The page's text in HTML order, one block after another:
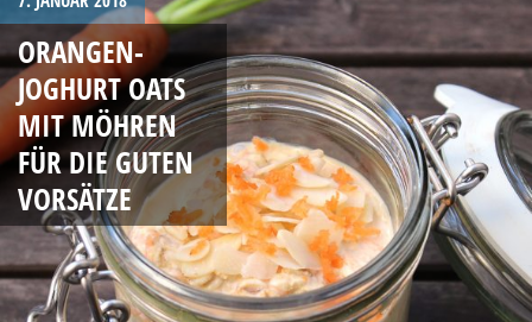
ORANGEN-
JOGHURT OATS
MIT MÖHREN
FÜR DIE GUTEN
VORSÄTZE